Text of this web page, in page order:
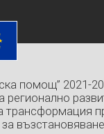
помощ” 2021-
трансформация